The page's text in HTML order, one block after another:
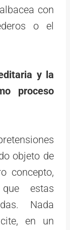
con
o el
y la
proceso
objeto de
concepto,
estas
Nada
en un